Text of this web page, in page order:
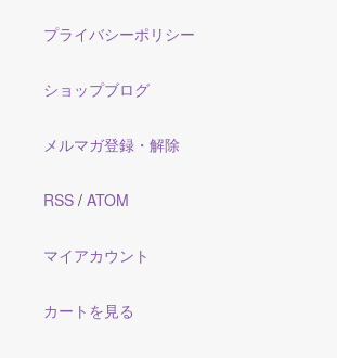
プライバシーポリシー
ショップブログ
メルマガ登録・解除
RSS / ATOM
マイアカウント
カートを見る